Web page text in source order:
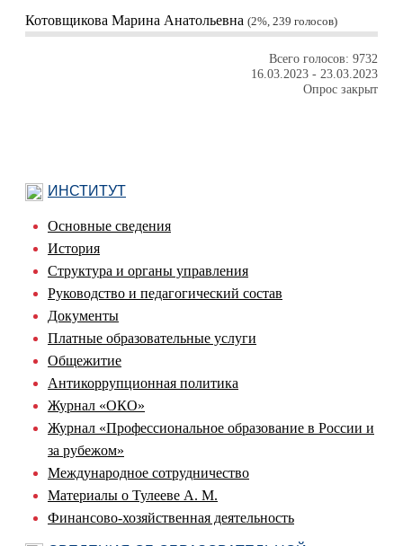
Котовщикова Марина Анатольевна 2%, 239 голосов
Всего голосов: 9732
16.03.2023 - 23.03.2023
Опрос закрыт
ИНСТИТУТ
Основные сведения
История
Структура и органы управления
Руководство и педагогический состав
Документы
Платные образовательные услуги
Общежитие
Антикоррупционная политика
Журнал «ОКО»
Журнал «Профессиональное образование в России и
за рубежом»
Международное сотрудничество
Материалы о Тулееве А. М.
Финансово-хозяйственная деятельность